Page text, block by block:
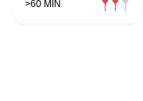
>60 MIN